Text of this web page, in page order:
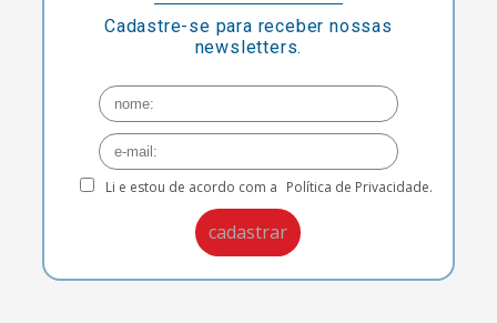
Cadastre-se para receber nossas
newsletters.
Li e estou de acordo com a Política de Privacidade.